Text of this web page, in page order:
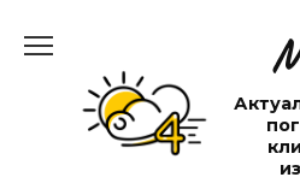
содержанию